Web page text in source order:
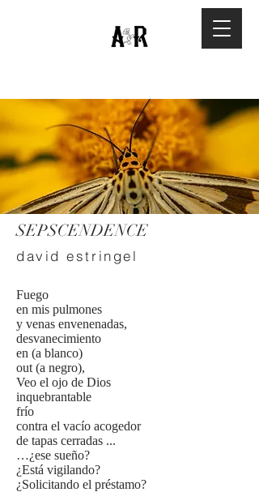
SEPSCENDENCE
david estringel
Fuego
en mis pulmones
y venas envenenadas,
desvanecimiento
en (a blanco)
out (a negro),
Veo el ojo de Dios
inquebrantable
frío
contra el vacío acogedor
de tapas cerradas ...
…¿ese sueño?
¿Está vigilando?
¿Solicitando el préstamo?